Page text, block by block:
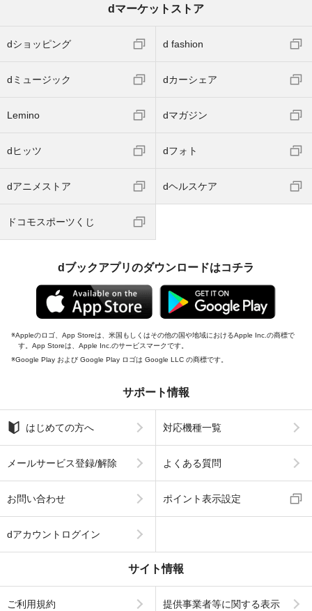
dマーケットストア
dショッピング d fashion
dミュージック dカーシェア
Lemino dマガジン
dヒッツ dフォト
dアニメストア dヘルスケア
ドコモスポーツくじ
dブックアプリのダウンロードはコチラ
Appleのロゴ、App Storeは、米国もしくはその他の国や地域におけるApple Inc.の商標で
す。App Storeは、Apple Inc.のサービスマークです。
Google Play および Google Play ロゴは Google LLC の商標です。
サポート情報
はじめての方へ 対応機種一覧
メールサービス登録/解除 よくある質問
お問い合わせ ポイント表示設定
dアカウントログイン
サイト情報
ご利用規約 提供事業者等に関する表示